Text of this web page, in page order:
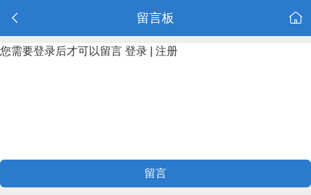
留言板
您需要登录后才可以留言 登录 注册
留言